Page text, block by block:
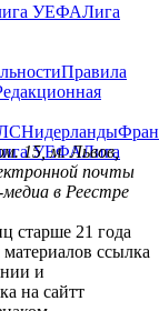
УЕФАЛига
Правила
Нидерланды
УЕФАЛига
15, м. Львов,
почты
в Реестре
старше 21 года
ссылка
и
на сайтт